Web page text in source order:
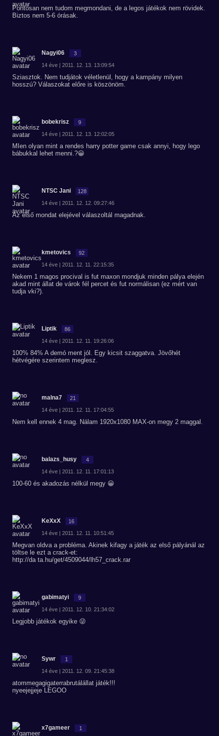
Pontosan nem tudom megmondani, de a legos játékok nem rövidek.
Biztos nem 5-6 órásak.
Nagyi06 3
14 éve | 2011. 12. 13. 13:09:54
Sziasztok. Nem tudjátok véletlenül, hogy a kampány milyen
hosszú? Válaszokat előre is köszönöm.
bobekrisz 9
14 éve | 2011. 12. 13. 12:02:05
MIen olyan mint a rendes harry potter game csak annyi, hogy lego
bábukkal lehet menni.?😀
NTSC Jani 128
14 éve | 2011. 12. 12. 09:27:46
Az első mondat elejével válaszoltál magadnak.
kmetovics 92
14 éve | 2011. 12. 11. 22:15:35
Nekem 1 magos procival is fut maxon mondjuk minden pálya elején
akad mint állat de várok fél percet és fut normálisan (ez mért van
tudja vki?).
Liptik 86
14 éve | 2011. 12. 11. 19:26:06
100% 84% A demó ment jól. Egy kicsit szaggatva. Jövőhét
hétvégére szerintem meglesz.
malna7 21
14 éve | 2011. 12. 11. 17:04:55
Nem kell ennek 4 mag. Nálam 1920x1080 MAX-on megy 2 maggal.
balazs_husy 4
14 éve | 2011. 12. 11. 17:01:13
100-60 és akadozás nélkül megy 😀
KeXxX 16
14 éve | 2011. 12. 11. 10:51:45
Megvan oldva a probléma. Akinek kifagy a játék az első pályánál az
töltse le ezt a crack-et:
http://da ta.hu/get/4509044/lh57_crack.rar
gabimatyi 9
14 éve | 2011. 12. 10. 21:34:02
Legjobb játékok egyike 😜
Sywr 1
14 éve | 2011. 12. 09. 21:45:38
atommegagigaterrabrutálállat játék!!!
nyeejejjeje LEGOO
x7gameer 1